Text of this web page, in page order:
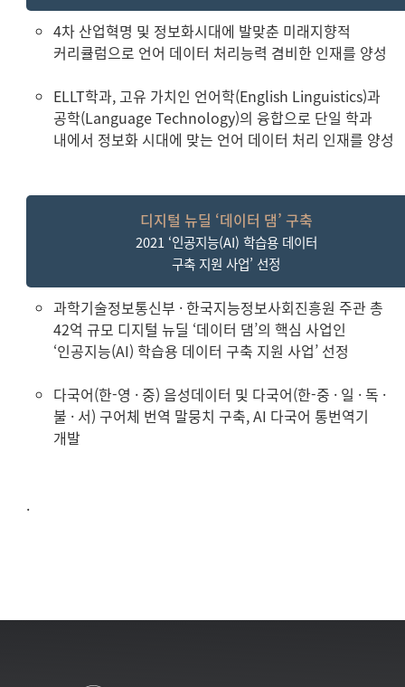
4차 산업혁명 및 정보화시대에 발맞춘 미래지향적
커리큘럼으로 언어 데이터 처리능력 겸비한 인재를 양성
ELLT학과, 고유 가치인 언어학(English Linguistics)과
공학(Language Technology)의 융합으로 단일 학과
내에서 정보화 시대에 맞는 언어 데이터 처리 인재를 양성
디지털 뉴딜 ‘데이터 댐’ 구축
2021 ‘인공지능(AI) 학습용 데이터
구축 지원 사업’ 선정
과학기술정보통신부 · 한국지능정보사회진흥원 주관 총
42억 규모 디지털 뉴딜 ‘데이터 댐’의 핵심 사업인
‘인공지능(AI) 학습용 데이터 구축 지원 사업’ 선정
다국어(한-영 · 중) 음성데이터 및 다국어(한-중 · 일 · 독 ·
불 · 서) 구어체 번역 말뭉치 구축, AI 다국어 통번역기
개발
.